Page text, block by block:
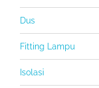
Dus
Fitting Lampu
Isolasi